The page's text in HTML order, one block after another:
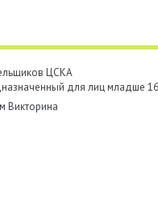
ЦСКА
для лиц младше
Викторина